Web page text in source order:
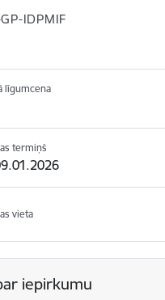
IDPMIF
līgumcena
termiņš
vieta
iepirkumu